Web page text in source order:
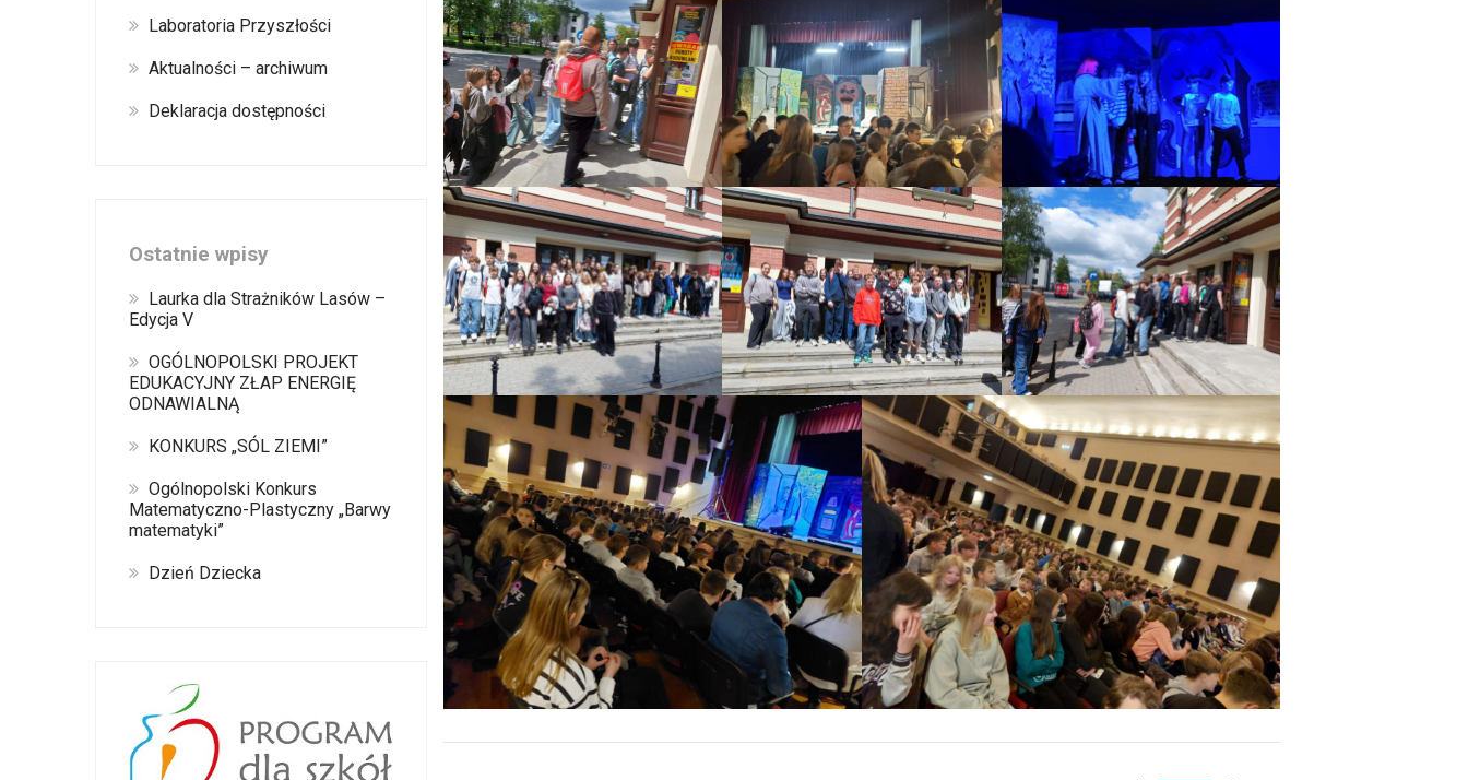
Laboratoria Przyszłości
Aktualności – archiwum
Deklaracja dostępności
Ostatnie wpisy
Laurka dla Strażników Lasów –
Edycja V
OGÓLNOPOLSKI PROJEKT
EDUKACYJNY ZŁAP ENERGIĘ
ODNAWIALNĄ
KONKURS „SÓL ZIEMI”
Ogólnopolski Konkurs
Matematyczno-Plastyczny „Barwy
matematyki”
Dzień Dziecka